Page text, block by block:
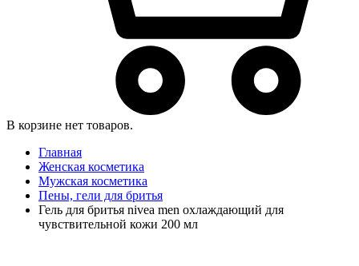
В корзине нет товаров.
Главная
Женская косметика
Мужская косметика
Пены, гели для бритья
Гель для бритья nivea men охлаждающий для
чувствительной кожи 200 мл